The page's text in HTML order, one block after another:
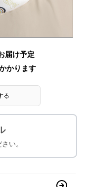
届け予定
かります
る
い。